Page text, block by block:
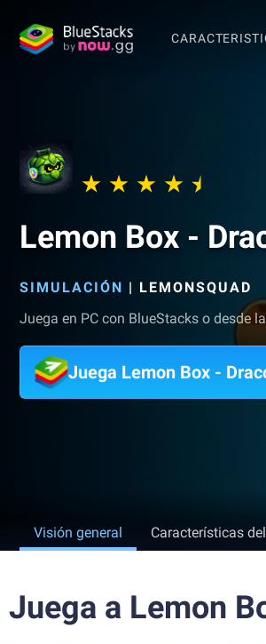
Lemon Box -
SIMULACIÓN | LEMONSQUAD
Juega en PC con BlueStacks o desde
Juega Lemon Box -
Visión general Características
Juega a Lemon